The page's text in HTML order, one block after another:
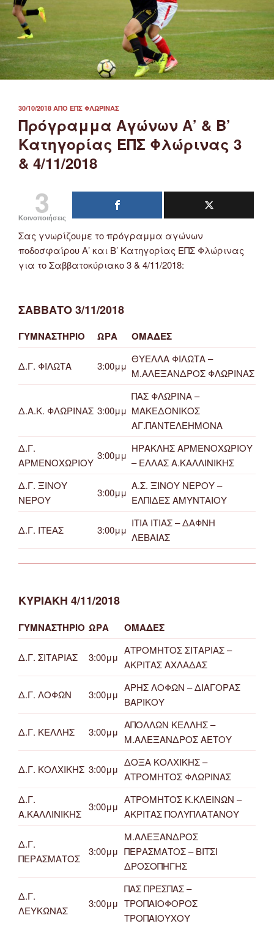
ΔΗΜΟΣΙΕΎΤΗΚΕ
ΣΤΙΣ
30/10/2018 ΑΠΌ ΕΠΣ ΦΛΏΡΙΝΑΣ
Πρόγραμμα Αγώνων Α’ & Β’
Κατηγορίας ΕΠΣ Φλώρινας 3
& 4/11/2018
3
Κοινοποιήσεις
Σας γνωρίζουμε το πρόγραμμα αγώνων
ποδοσφαίρου Α’ και Β’ Κατηγορίας ΕΠΣ Φλώρινας
για το Σαββατοκύριακο 3 & 4/11/2018:
ΣΑΒΒΑΤΟ 3/11/2018
ΓΥΜΝΑΣΤΗΡΙΟ ΩΡΑ ΟΜΑΔΕΣ
Δ.Γ. ΦΙΛΩΤΑ 3:00μμ
ΘΥΕΛΛΑ ΦΙΛΩΤΑ –
Μ.ΑΛΕΞΑΝΔΡΟΣ ΦΛΩΡΙΝΑΣ
Δ.Α.Κ. ΦΛΩΡΙΝΑΣ 3:00μμ
ΠΑΣ ΦΛΩΡΙΝΑ –
ΜΑΚΕΔΟΝΙΚΟΣ
ΑΓ.ΠΑΝΤΕΛΕΗΜΟΝΑ
Δ.Γ.
ΑΡΜΕΝΟΧΩΡΙΟΥ
3:00μμ
ΗΡΑΚΛΗΣ ΑΡΜΕΝΟΧΩΡΙΟΥ
– ΕΛΛΑΣ Α.ΚΑΛΛΙΝΙΚΗΣ
Δ.Γ. ΞΙΝΟΥ
ΝΕΡΟΥ
3:00μμ
Α.Σ. ΞΙΝΟΥ ΝΕΡΟΥ –
ΕΛΠΙΔΕΣ ΑΜΥΝΤΑΙΟΥ
Δ.Γ. ΙΤΕΑΣ 3:00μμ
ΙΤΙΑ ΙΤΙΑΣ – ΔΑΦΝΗ
ΛΕΒΑΙΑΣ
ΚΥΡΙΑΚΗ 4/11/2018
ΓΥΜΝΑΣΤΗΡΙΟ ΩΡΑ ΟΜΑΔΕΣ
Δ.Γ. ΣΙΤΑΡΙΑΣ 3:00μμ
ΑΤΡΟΜΗΤΟΣ ΣΙΤΑΡΙΑΣ –
ΑΚΡΙΤΑΣ ΑΧΛΑΔΑΣ
Δ.Γ. ΛΟΦΩΝ 3:00μμ
ΑΡΗΣ ΛΟΦΩΝ – ΔΙΑΓΟΡΑΣ
ΒΑΡΙΚΟΥ
Δ.Γ. ΚΕΛΛΗΣ 3:00μμ
ΑΠΟΛΛΩΝ ΚΕΛΛΗΣ –
Μ.ΑΛΕΞΑΝΔΡΟΣ ΑΕΤΟΥ
Δ.Γ. ΚΟΛΧΙΚΗΣ 3:00μμ
ΔΟΞΑ ΚΟΛΧΙΚΗΣ –
ΑΤΡΟΜΗΤΟΣ ΦΛΩΡΙΝΑΣ
Δ.Γ.
Α.ΚΑΛΛΙΝΙΚΗΣ
3:00μμ
ΑΤΡΟΜΗΤΟΣ Κ.ΚΛΕΙΝΩΝ –
ΑΚΡΙΤΑΣ ΠΟΛΥΠΛΑΤΑΝΟΥ
Δ.Γ.
ΠΕΡΑΣΜΑΤΟΣ
3:00μμ
Μ.ΑΛΕΞΑΝΔΡΟΣ
ΠΕΡΑΣΜΑΤΟΣ – ΒΙΤΣΙ
ΔΡΟΣΟΠΗΓΗΣ
Δ.Γ.
ΛΕΥΚΩΝΑΣ
3:00μμ
ΠΑΣ ΠΡΕΣΠΑΣ –
ΤΡΟΠΑΙΟΦΟΡΟΣ
ΤΡΟΠΑΙΟΥΧΟΥ